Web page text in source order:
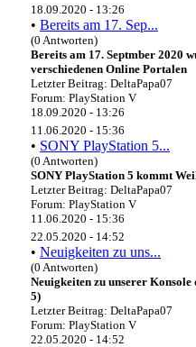
18.09.2020 - 13:26
• Bereits am 17. Sep...
(0 Antworten)
Bereits am 17. Septmber 2020
verschiedenen Online Portalen
Letzter Beitrag: DeltaPapa07
Forum: PlayStation V
18.09.2020 - 13:26
11.06.2020 - 15:36
• SONY PlayStation 5...
(0 Antworten)
SONY PlayStation 5 kommt
Letzter Beitrag: DeltaPapa07
Forum: PlayStation V
11.06.2020 - 15:36
22.05.2020 - 14:52
• Neuigkeiten zu uns...
(0 Antworten)
Neuigkeiten zu unserer Konsole
5)
Letzter Beitrag: DeltaPapa07
Forum: PlayStation V
22.05.2020 - 14:52